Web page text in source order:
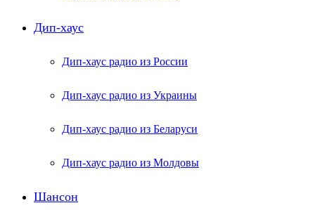
Дип-хаус
Дип-хаус радио из России
Дип-хаус радио из Украины
Дип-хаус радио из Беларуси
Дип-хаус радио из Молдовы
Шансон